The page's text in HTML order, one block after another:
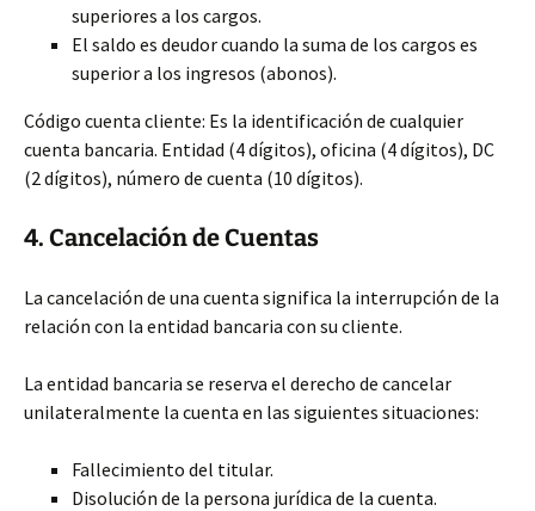
superiores a los cargos.
El saldo es deudor cuando la suma de los cargos es
superior a los ingresos (abonos).
Código cuenta cliente: Es la identificación de cualquier
cuenta bancaria. Entidad (4 dígitos), oficina (4 dígitos), DC
(2 dígitos), número de cuenta (10 dígitos).
4. Cancelación de Cuentas
La cancelación de una cuenta significa la interrupción de la
relación con la entidad bancaria con su cliente.
La entidad bancaria se reserva el derecho de cancelar
unilateralmente la cuenta en las siguientes situaciones:
Fallecimiento del titular.
Disolución de la persona jurídica de la cuenta.